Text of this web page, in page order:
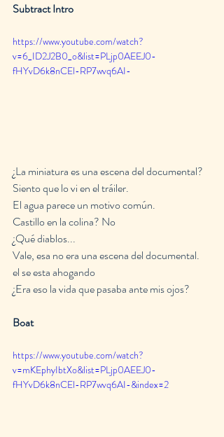
Subtract Intro
https://www.youtube.com/watch?
v=6_ID2J2B0_o&list=PLjp0AEEJ0-
fHYvD6k8nCEl-RP7wvq6AI-
¿La miniatura es una escena del documental?
Siento que lo vi en el tráiler.
El agua parece un motivo común.
Castillo en la colina? No
¿Qué diablos...
Vale, esa no era una escena del documental.
el se esta ahogando
¿Era eso la vida que pasaba ante mis ojos?
Boat
https://www.youtube.com/watch?
v=mKEphyIbtXo&list=PLjp0AEEJ0-
fHYvD6k8nCEl-RP7wvq6AI-&index=2